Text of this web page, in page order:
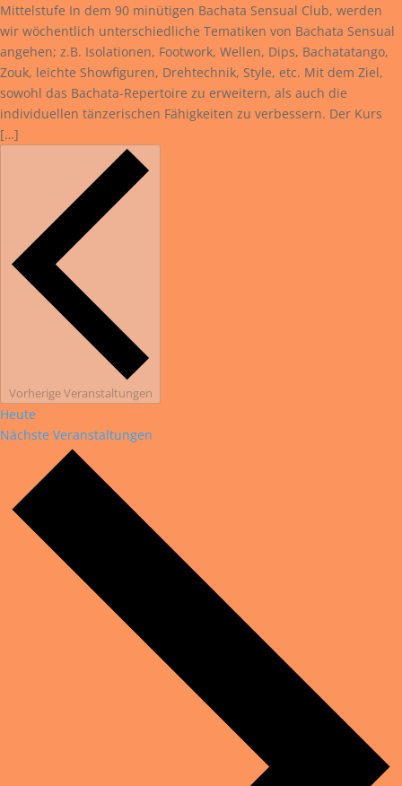
Mittelstufe In dem 90 minütigen Bachata Sensual Club, werden
wir wöchentlich unterschiedliche Tematiken von Bachata Sensual
angehen; z.B. Isolationen, Footwork, Wellen, Dips, Bachatatango,
Zouk, leichte Showfiguren, Drehtechnik, Style, etc. Mit dem Ziel,
sowohl das Bachata-Repertoire zu erweitern, als auch die
individuellen tänzerischen Fähigkeiten zu verbessern. Der Kurs
[…]
VorherigeVeranstaltungen
Heute
Nächste Veranstaltungen